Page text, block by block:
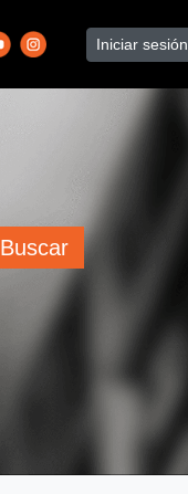
Iniciar sesión
Buscar